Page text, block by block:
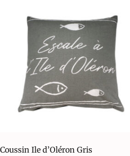
Coussin Ile d’Oléron Gris